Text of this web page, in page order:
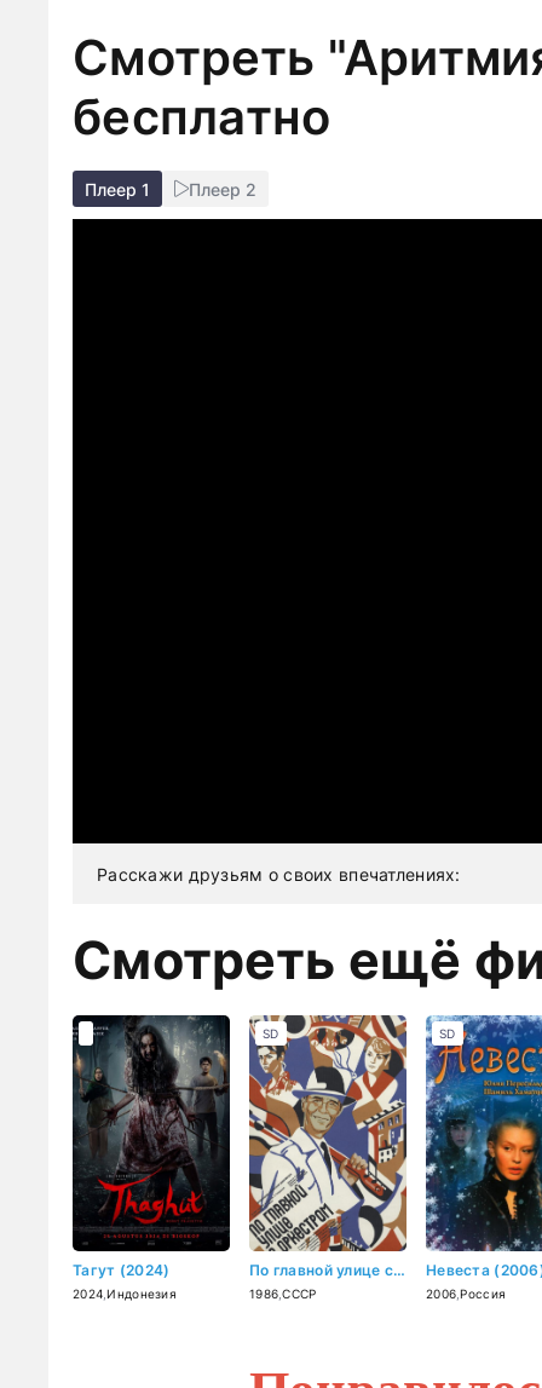
Смотреть
бесплатно
Плеер 1 Плеер 2
Расскажи друзьям о своих впечатлениях:
Смотреть ещё
Тагут (2024)
2024 ,Индонезия
По главной улице с оркестром (1986)
1986 ,СССР
SD
Невеста
2006 ,Россия
SD